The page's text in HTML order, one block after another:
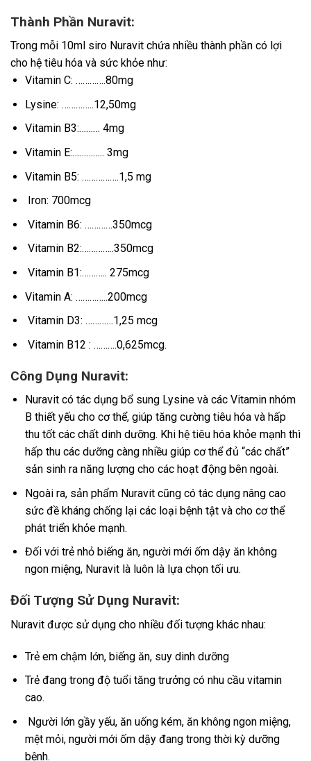
Thành Phần Nuravit:
Trong mỗi 10ml siro Nuravit chứa nhiều thành phần có lợi
cho hệ tiêu hóa và sức khỏe như:
Vitamin C: ………….80mg
Lysine: …………..12,50mg
Vitamin B3:……… 4mg
Vitamin E:………….. 3mg
Vitamin B5: …………….1,5 mg
Iron: 700mcg
Vitamin B6: …………350mcg
Vitamin B2:…………..350mcg
Vitamin B1:……….. 275mcg
Vitamin A: …………..200mcg
Vitamin D3: …………1,25 mcg
Vitamin B12 : ……….0,625mcg.
Công Dụng Nuravit:
Nuravit có tác dụng bổ sung Lysine và các Vitamin nhóm
B thiết yếu cho cơ thể, giúp tăng cường tiêu hóa và hấp
thu tốt các chất dinh dưỡng. Khi hệ tiêu hóa khỏe mạnh thì
hấp thu các dưỡng càng nhiều giúp cơ thể đủ “các chất”
sản sinh ra năng lượng cho các hoạt động bên ngoài.
Ngoài ra, sản phẩm Nuravit cũng có tác dụng nâng cao
sức đề kháng chống lại các loại bệnh tật và cho cơ thể
phát triển khỏe mạnh.
Đối với trẻ nhỏ biếng ăn, người mới ốm dậy ăn không
ngon miệng, Nuravit là luôn là lựa chọn tối ưu.
Đối Tượng Sử Dụng Nuravit:
Nuravit được sử dụng cho nhiều đối tượng khác nhau:
Trẻ em chậm lớn, biếng ăn, suy dinh dưỡng
Trẻ đang trong độ tuổi tăng trưởng có nhu cầu vitamin
cao.
Người lớn gầy yếu, ăn uống kém, ăn không ngon miệng,
mệt mỏi, người mới ốm dậy đang trong thời kỳ dưỡng
bệnh.